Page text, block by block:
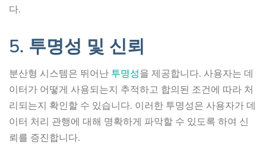
다.
5. 투명성 및 신뢰
분산형 시스템은 뛰어난 투명성을 제공합니다. 사용자는 데
이터가 어떻게 사용되는지 추적하고 합의된 조건에 따라 처
리되는지 확인할 수 있습니다. 이러한 투명성은 사용자가 데
이터 처리 관행에 대해 명확하게 파악할 수 있도록 하여 신
뢰를 증진합니다.